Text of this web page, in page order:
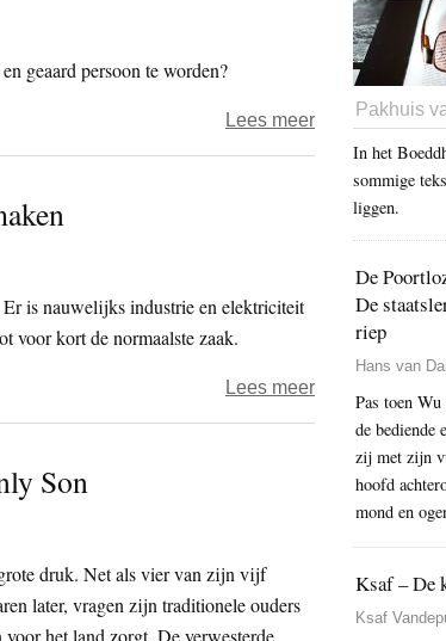
Generation
geaard persoon te worden?
Lees meerover
Documentaire
mooiste
komt
nog…’
is nauwelijks industrie en elektriciteit
voor kort de normaalste zaak.
Lees meerover
overtuigd
Son
druk. Net als vier van zijn vijf
later, vragen zijn traditionele ouders
het land zorgt. De verwesterde
Pakhuis
In het
sommige
liggen.
De
De
riep
Hans van
Pas toen
de bediende
zij met zijn
hoofd
mond en
Ksaf – De
Ksaf